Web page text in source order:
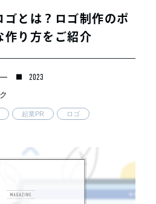
ゴとは？ロゴ制作のポ
作り方をご紹介
2023
起業PR ロゴ